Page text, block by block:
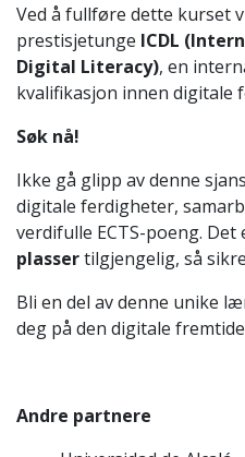
Ved å fullføre dette kurset
prestisjetunge ICDL
Digital Literacy), en
kvalifikasjon innen digitale
Søk nå!
Ikke gå glipp av denne
digitale ferdigheter,
verdifulle ECTS-poeng. Det
plassertilgjengelig, så
Bli en del av denne unike
deg på den digitale
Andre partnere